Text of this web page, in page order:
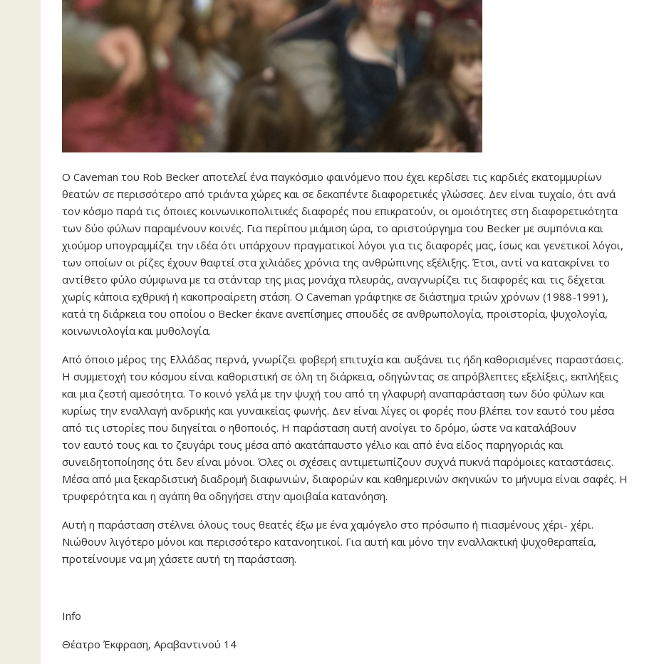
Ο Caveman του Rob Becker αποτελεί ένα παγκόσμιο φαινόμενο που έχει κερδίσει τις καρδιές εκατομμυρίων
θεατών σε περισσότερο από τριάντα χώρες και σε δεκαπέντε διαφορετικές γλώσσες. Δεν είναι τυχαίο, ότι ανά
τον κόσμο παρά τις όποιες κοινωνικοπολιτικές διαφορές που επικρατούν, οι ομοιότητες στη διαφορετικότητα
των δύο φύλων παραμένουν κοινές. Για περίπου μιάμιση ώρα, το αριστούργημα του Becker με συμπόνια και
χιούμορ υπογραμμίζει την ιδέα ότι υπάρχουν πραγματικοί λόγοι για τις διαφορές μας, ίσως και γενετικοί λόγοι,
των οποίων οι ρίζες έχουν θαφτεί στα χιλιάδες χρόνια της ανθρώπινης εξέλιξης. Έτσι, αντί να κατακρίνει το
αντίθετο φύλο σύμφωνα με τα στάνταρ της μιας μονάχα πλευράς, αναγνωρίζει τις διαφορές και τις δέχεται
χωρίς κάποια εχθρική ή κακοπροαίρετη στάση. Ο Caveman γράφτηκε σε διάστημα τριών χρόνων (1988-1991),
κατά τη διάρκεια του οποίου ο Becker έκανε ανεπίσημες σπουδές σε ανθρωπολογία, προϊστορία, ψυχολογία,
κοινωνιολογία και μυθολογία.
Από όποιο μέρος της Ελλάδας περνά, γνωρίζει φοβερή επιτυχία και αυξάνει τις ήδη καθορισμένες παραστάσεις.
Η συμμετοχή του κόσμου είναι καθοριστική σε όλη τη διάρκεια, οδηγώντας σε απρόβλεπτες εξελίξεις, εκπλήξεις
και μια ζεστή αμεσότητα. Το κοινό γελά με την ψυχή του από τη γλαφυρή αναπαράσταση των δύο φύλων και
κυρίως την εναλλαγή ανδρικής και γυναικείας φωνής. Δεν είναι λίγες οι φορές που βλέπει τον εαυτό του μέσα
από τις ιστορίες που διηγείται ο ηθοποιός. Η παράσταση αυτή ανοίγει το δρόμο, ώστε να καταλάβουν
τον εαυτό τους και το ζευγάρι τους μέσα από ακατάπαυστο γέλιο και από ένα είδος παρηγοριάς και
συνειδητοποίησης ότι δεν είναι μόνοι. Όλες οι σχέσεις αντιμετωπίζουν συχνά πυκνά παρόμοιες καταστάσεις.
Μέσα από μια ξεκαρδιστική διαδρομή διαφωνιών, διαφορών και καθημερινών σκηνικών το μήνυμα είναι σαφές. Η
τρυφερότητα και η αγάπη θα οδηγήσει στην αμοιβαία κατανόηση.
Αυτή η παράσταση στέλνει όλους τους θεατές έξω με ένα χαμόγελο στο πρόσωπο ή πιασμένους χέρι- χέρι.
Νιώθουν λιγότερο μόνοι και περισσότερο κατανοητικοί. Για αυτή και μόνο την εναλλακτική ψυχοθεραπεία,
προτείνουμε να μη χάσετε αυτή τη παράσταση.
Info
Θέατρο Έκφραση, Αραβαντινού 14